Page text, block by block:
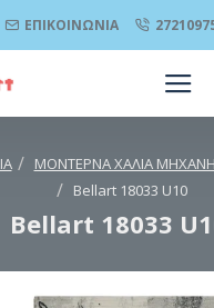
ΕΠΙΚΟΙΝΩΝΊΑ
ΜΟΝΤΕΡΝΑ ΧΑΛΙΑ
Bellart 18033 U10
Bellart 18033